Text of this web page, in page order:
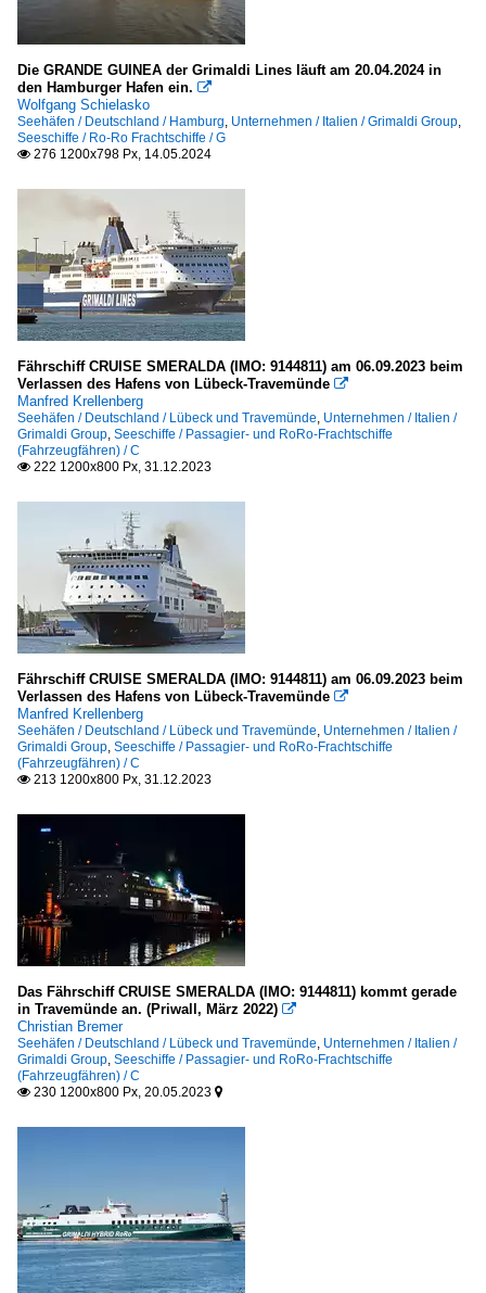
Die GRANDE GUINEA der Grimaldi Lines läuft am 20.04.2024 in
den Hamburger Hafen ein. 
Wolfgang Schielasko
Seehäfen / Deutschland / Hamburg, Unternehmen / Italien / Grimaldi Group,
Seeschiffe / Ro-Ro Frachtschiffe / G
 276 1200x798 Px, 14.05.2024
Fährschiff CRUISE SMERALDA (IMO: 9144811) am 06.09.2023 beim
Verlassen des Hafens von Lübeck-Travemünde 
Manfred Krellenberg
Seehäfen / Deutschland / Lübeck und Travemünde, Unternehmen / Italien /
Grimaldi Group, Seeschiffe / Passagier- und RoRo-Frachtschiffe
(Fahrzeugfähren) / C
 222 1200x800 Px, 31.12.2023
Fährschiff CRUISE SMERALDA (IMO: 9144811) am 06.09.2023 beim
Verlassen des Hafens von Lübeck-Travemünde 
Manfred Krellenberg
Seehäfen / Deutschland / Lübeck und Travemünde, Unternehmen / Italien /
Grimaldi Group, Seeschiffe / Passagier- und RoRo-Frachtschiffe
(Fahrzeugfähren) / C
 213 1200x800 Px, 31.12.2023
Das Fährschiff CRUISE SMERALDA (IMO: 9144811) kommt gerade
in Travemünde an. (Priwall, März 2022) 
Christian Bremer
Seehäfen / Deutschland / Lübeck und Travemünde, Unternehmen / Italien /
Grimaldi Group, Seeschiffe / Passagier- und RoRo-Frachtschiffe
(Fahrzeugfähren) / C
 230 1200x800 Px, 20.05.2023 